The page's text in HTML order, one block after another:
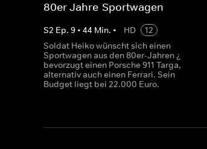
80er Jahre-Sportwagen
S2 Ep. 9 • 44 Min. • HD
12
Soldat Heiko wünscht sich einen
Sportwagen aus den 80er-Jahren ¿
bevorzugt einen Porsche 911 Targa,
alternativ auch einen Ferrari. Sein
Budget liegt bei 22.000 Euro.